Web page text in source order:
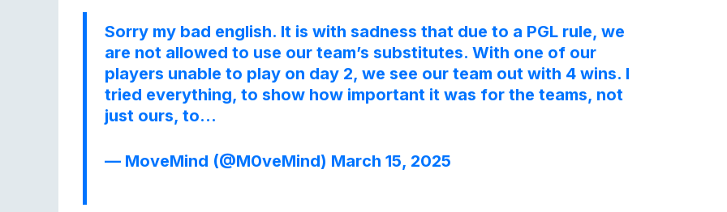
Sorry my bad english. It is with sadness that due to a PGL rule, we
are not allowed to use our team’s substitutes. With one of our
players unable to play on day 2, we see our team out with 4 wins. I
tried everything, to show how important it was for the teams, not
just ours, to…
— MoveMind (@M0veMind) March 15, 2025